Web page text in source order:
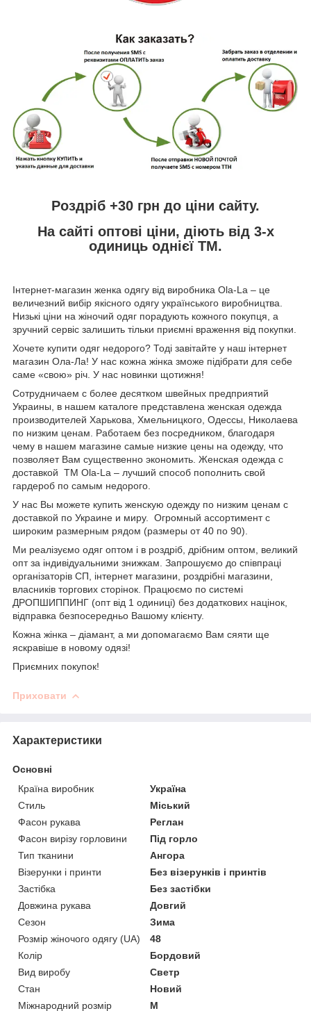
Роздріб +30 грн до ціни сайту.
На сайті оптові ціни, діють від 3-х
одиниць однієї ТМ.
Інтернет-магазин женка одягу від виробника Ola-La – це
величезний вибір якісного одягу українського виробництва.
Низькі ціни на жіночий одяг порадують кожного покупця, а
зручний сервіс залишить тільки приємні враження від покупки.
Хочете купити одяг недорого? Тоді завітайте у наш інтернет
магазин Ола-Ла! У нас кожна жінка зможе підібрати для себе
саме «свою» річ. У нас новинки щотижня!
Сотрудничаем с более десятком швейных предприятий
Украины, в нашем каталоге представлена женская одежда
производителей Харькова, Хмельницкого, Одессы, Николаева
по низким ценам. Работаем без посредником, благодаря
чему в нашем магазине самые низкие цены на одежду, что
позволяет Вам существенно экономить. Женская одежда с
доставкой TM Ola-La – лучший способ пополнить свой
гардероб по самым недорого.
У нас Вы можете купить женскую одежду по низким ценам с
доставкой по Украине и миру. Огромный ассортимент с
широким размерным рядом (размеры от 40 по 90).
Ми реалізуємо одяг оптом і в роздріб, дрібним оптом, великий
опт за індивідуальними знижкам. Запрошуємо до співпраці
організаторів СП, інтернет магазини, роздрібні магазини,
власників торгових сторінок. Працюємо по системі
ДРОПШИППИНГ (опт від 1 одиниці) без додаткових націнок,
відправка безпосередньо Вашому клієнту.
Кожна жінка – діамант, а ми допомагаємо Вам сяяти ще
яскравіше в новому одязі!
Приємних покупок!
Приховати
Характеристики
Основні
Країна виробник
Україна
Стиль
Міський
Фасон рукава
Реглан
Фасон вирізу горловини
Під горло
Тип тканини
Ангора
Візерунки і принти
Без візерунків і принтів
Застібка
Без застібки
Довжина рукава
Довгий
Сезон
Зима
Розмір жіночого одягу (UA)
48
Колір
Бордовий
Вид виробу
Светр
Стан
Новий
Міжнародний розмір
M